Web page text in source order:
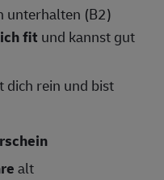
unterhalten (B2)
fit und kannst gut
dich rein und bist
alt